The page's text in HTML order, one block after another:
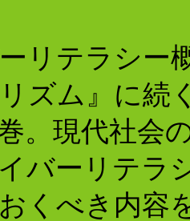
ーリテラシー
ズム』に続
。現代社会
バーリテラ
くべき内容